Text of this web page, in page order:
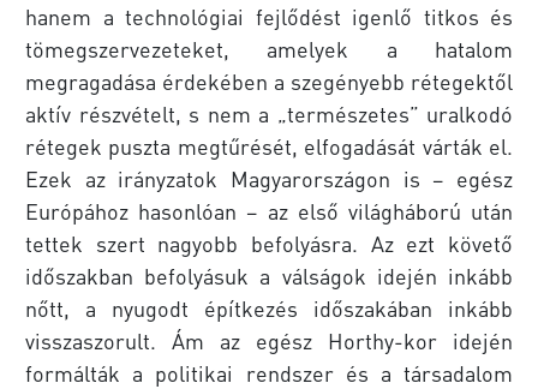
hanem a technológiai fejlődést igenlő titkos és
tömegszervezeteket, amelyek a hatalom
megragadása érdekében a szegényebb rétegektől
aktív részvételt, s nem a „természetes” uralkodó
rétegek puszta megtűrését, elfogadását várták el.
Ezek az irányzatok Magyarországon is – egész
Európához hasonlóan – az első világháború után
tettek szert nagyobb befolyásra. Az ezt követő
időszakban befolyásuk a válságok idején inkább
nőtt, a nyugodt építkezés időszakában inkább
visszaszorult. Ám az egész Horthy-kor idején
formálták a politikai rendszer és a társadalom